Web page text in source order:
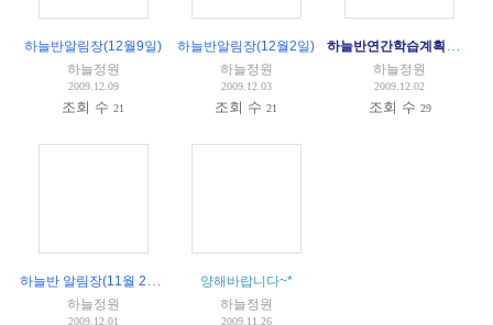
하늘반알림장(12월9일)
하늘정원
2009.12.09
조회 수21
하늘반알림장(12월2일)
하늘정원
2009.12.03
조회 수21
하늘정원
2009.12.02
조회 수 29
하늘정원
2009.12.01
양해바랍니다~*
하늘정원
2009.11.26